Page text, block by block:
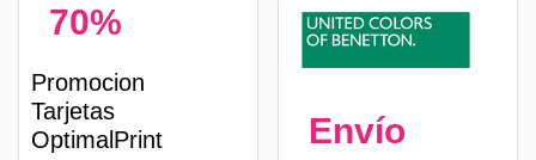
70%
Promocion
Tarjetas
OptimalPrint
Envío